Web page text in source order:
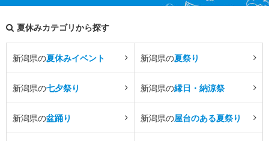
夏休みカテゴリから探す
新潟県の夏休みイベント 新潟県の夏祭り
新潟県の七夕祭り 新潟県の縁日・納涼祭
新潟県の盆踊り 新潟県の屋台のある夏祭り